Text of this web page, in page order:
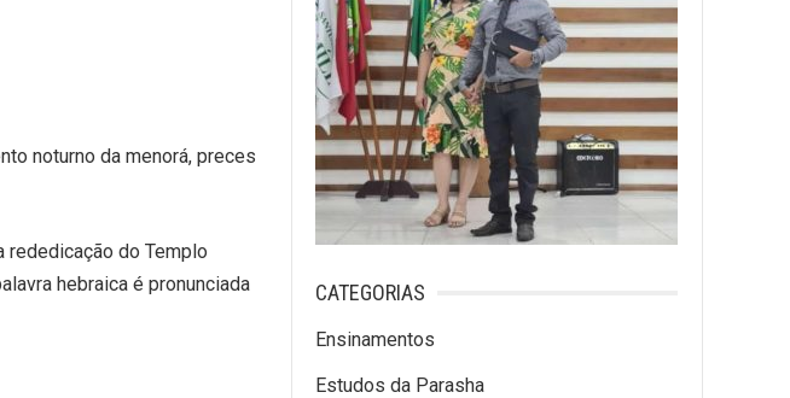
noturno da menorá, preces
rededicação do Templo
hebraica é pronunciada
CATEGORIAS
Ensinamentos
Estudos da Parasha